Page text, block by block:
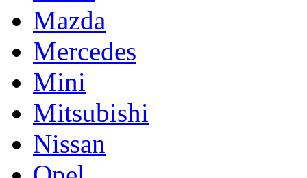
Mazda
Mercedes
Mini
Mitsubishi
Nissan